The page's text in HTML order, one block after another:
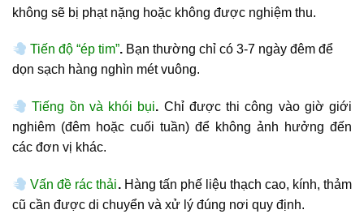
không sẽ bị phạt nặng hoặc không được nghiệm thu.
Tiến độ “ép tim”. Bạn thường chỉ có 3-7 ngày đêm để
dọn sạch hàng nghìn mét vuông.
Tiếng ồn và khói bụi. Chỉ được thi công vào giờ giới
nghiêm (đêm hoặc cuối tuần) để không ảnh hưởng đến
các đơn vị khác.
Vấn đề rác thải.Hàng tấn phế liệu thạch cao, kính, thảm
cũ cần được di chuyển và xử lý đúng nơi quy định.